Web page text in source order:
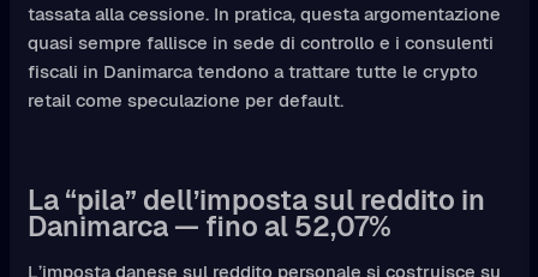
tassata alla cessione. In pratica, questa argomentazione
quasi sempre fallisce in sede di controllo e i consulenti
fiscali in Danimarca tendono a trattare tutte le crypto
retail come speculazione per default.
La “pila” dell’imposta sul reddito in
Danimarca — fino al 52,07%
L’imposta danese sul reddito personale si costruisce su